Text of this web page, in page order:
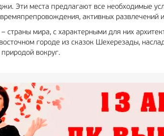
Эти места предлагают все необходимые
активных
мира, с характерными для них
городе из сказок Шехерезады,
вокруг.